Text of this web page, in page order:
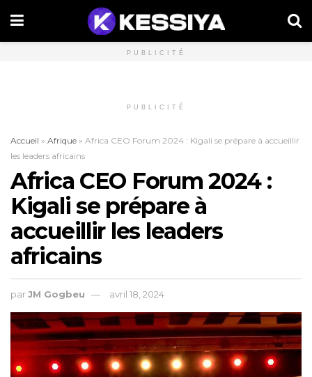
PUBLICITÉ
PUBLICITÉ
Accueil » Afrique » Africa CEO Forum 2024 : Kigali se prépare à accueillir
les leaders africains
Africa CEO Forum 2024 :
Kigali se prépare à
accueillir les leaders
africains
parJM Gogbeu avril 18, 2024